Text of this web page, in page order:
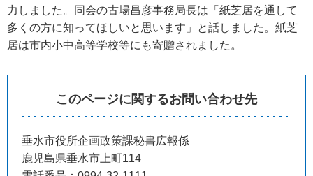
力しました。同会の古場昌彦事務局長は「紙芝居を通して
多くの方に知ってほしいと思います」と話しました。紙芝
居は市内小中高等学校等にも寄贈されました。
このページに関するお問い合わせ先
垂水市役所企画政策課秘書広報係
鹿児島県垂水市上町114